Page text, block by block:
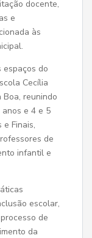
docente,
e
às
espaços do
Cecília
reunindo
e 4 e 5
e Finais,
de
infantil e
escolar,
de
da